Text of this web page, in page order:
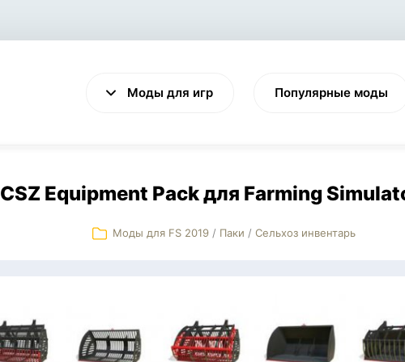
Моды для игр
VALHEIM CYBERPUNK 2077
Популярные моды
CSZ Equipment Pack для Farming
Моды для FS 2019/ Паки / Сельхоз инвентарь